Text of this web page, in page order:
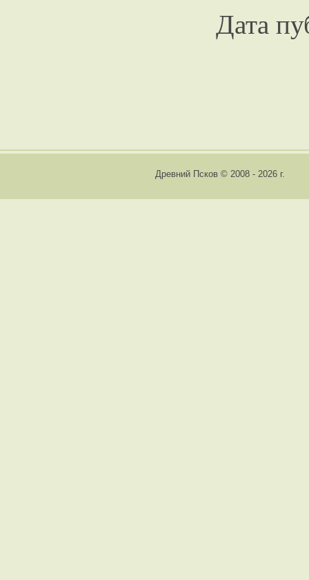
Дата
Древний Псков © 2008 - 2026 г.